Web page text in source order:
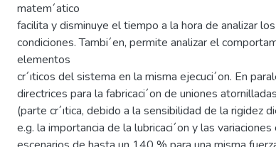
matem´atico
facilita y disminuye el tiempo a la hora de analizar
condiciones. Tambi´en, permite analizar el
elementos
cr´ıticos del sistema en la misma ejecuci´on. En
directrices para la fabricaci´on de uniones
(parte cr´ıtica, debido a la sensibilidad de la rigidez
e.g. la importancia de la lubricaci´on y las